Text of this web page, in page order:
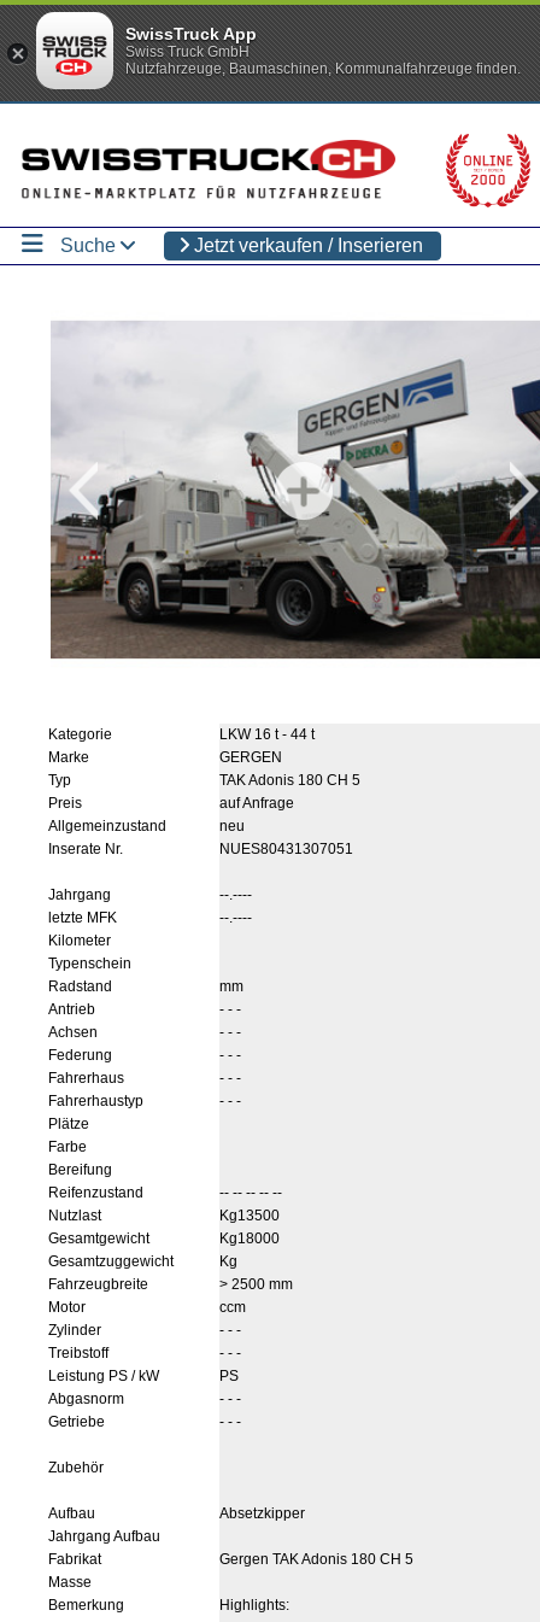
Suche Jetzt verkaufen / Inserieren
Kategorie
LKW 16 t - 44 t
Marke
GERGEN
Typ
TAK Adonis 180 CH 5
Preis
auf Anfrage
Allgemeinzustand
neu
Inserate Nr.
NUES80431307051
Jahrgang
--.----
letzte MFK
--.----
Kilometer
Typenschein
Radstand
mm
Antrieb
- - -
Achsen
- - -
Federung
- - -
Fahrerhaus
- - -
Fahrerhaustyp
- - -
Plätze
Farbe
Bereifung
Reifenzustand
-- -- -- -- --
Nutzlast
Kg13500
Gesamtgewicht
Kg18000
Gesamtzuggewicht
Kg
Fahrzeugbreite
> 2500 mm
Motor
ccm
Zylinder
- - -
Treibstoff
- - -
Leistung PS / kW
PS
Abgasnorm
- - -
Getriebe
- - -
Zubehör
Aufbau
Absetzkipper
Jahrgang Aufbau
Fabrikat
Gergen TAK Adonis 180 CH 5
Masse
Bemerkung
Highlights:
SwissTruck App
Swiss Truck GmbH
Nutzfahrzeuge, Baumaschinen, Kommunalfahrzeuge finden.